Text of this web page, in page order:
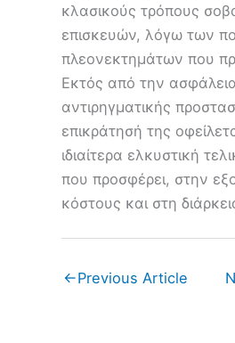
κλασικούς τρόπους
επισκευών, λόγω των
πλεονεκτημάτων που
Εκτός από την
αντιρηγματικής
επικράτησή της
ιδιαίτερα ελκυστική
που προσφέρει, στην
κόστους και στη
←Previous Article